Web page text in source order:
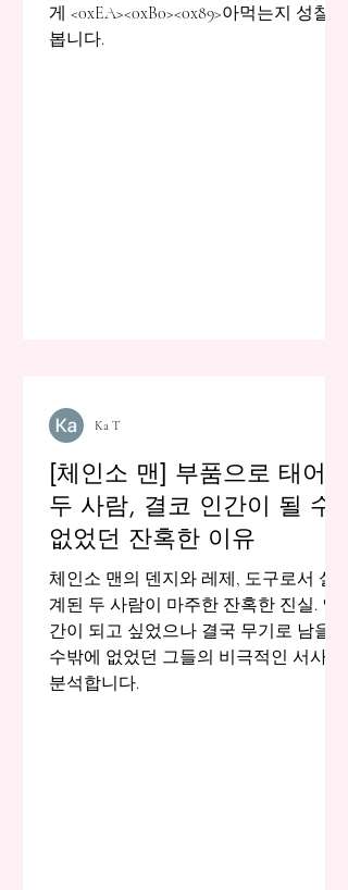
게 <0xEA><0xB0><0x89>아먹는지 성찰해
봅니다.
[체인소 맨] 부품으로 태어난
두 사람, 결코 인간이 될 수
없었던 잔혹한 이유
체인소 맨의 덴지와 레제, 도구로서 설
계된 두 사람이 마주한 잔혹한 진실. 인
간이 되고 싶었으나 결국 무기로 남을
수밖에 없었던 그들의 비극적인 서사를
분석합니다.
Ka T